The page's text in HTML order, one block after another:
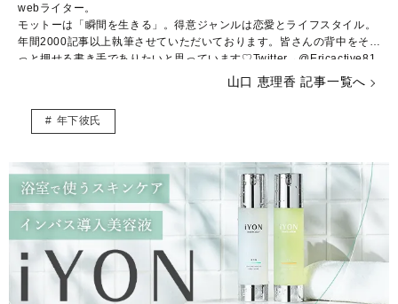
webライター。
モットーは「瞬間を生きる」。得意ジャンルは恋愛とライフスタイル。
年間2000記事以上執筆させていただいております。皆さんの背中をそ
っと押せる書き手でありたいと思っています♡Twitter→@Ericactive81
http://ameblo.jp/erica111811/
山口 恵理香 記事一覧へ
年下彼氏